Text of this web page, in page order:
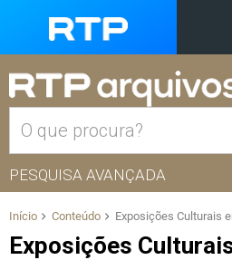
PESQUISA AVANÇADA
Início Conteúdo Exposições Culturais
Exposições